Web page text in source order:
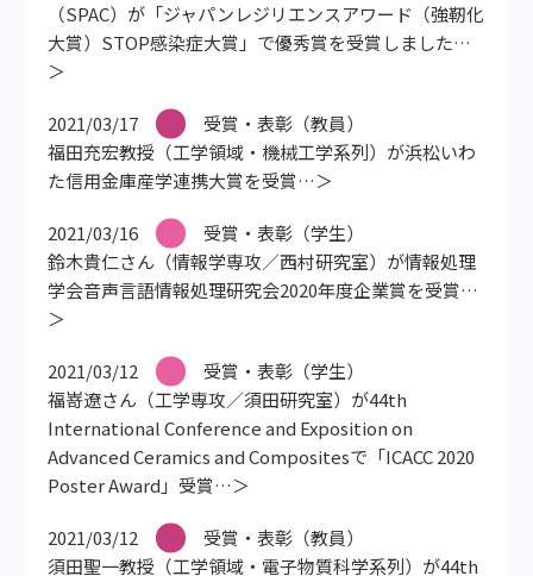
（SPAC）が「ジャパンレジリエンスアワード（強靭化
大賞）STOP感染症大賞」で優秀賞を受賞しました
2021/03/17
受賞・表彰（教員）
福田充宏教授（工学領域・機械工学系列）が浜松いわ
た信用金庫産学連携大賞を受賞
2021/03/16
受賞・表彰（学生）
鈴木貴仁さん（情報学専攻／西村研究室）が情報処理
学会音声言語情報処理研究会2020年度企業賞を受賞
2021/03/12
受賞・表彰（学生）
福嵜遼さん（工学専攻／須田研究室）が44th
International Conference and Exposition on
Advanced Ceramics and Compositesで「ICACC 2020
Poster Award」受賞
2021/03/12
受賞・表彰（教員）
須田聖一教授（工学領域・電子物質科学系列）が44th